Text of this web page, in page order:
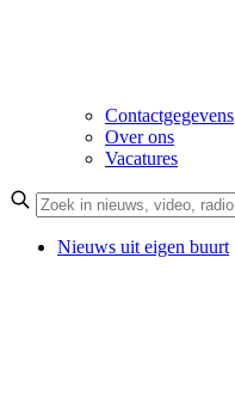
Contactgegevens
Over ons
Vacatures
Nieuws uit eigen buurt